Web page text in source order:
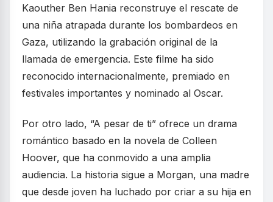
Kaouther Ben Hania reconstruye el rescate de
una niña atrapada durante los bombardeos en
Gaza, utilizando la grabación original de la
llamada de emergencia. Este filme ha sido
reconocido internacionalmente, premiado en
festivales importantes y nominado al Oscar.
Por otro lado, “A pesar de ti” ofrece un drama
romántico basado en la novela de Colleen
Hoover, que ha conmovido a una amplia
audiencia. La historia sigue a Morgan, una madre
que desde joven ha luchado por criar a su hija en